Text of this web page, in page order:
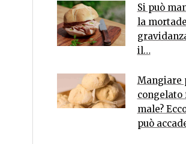
Si può
la
il…
Mangiare
congelato
male?
può